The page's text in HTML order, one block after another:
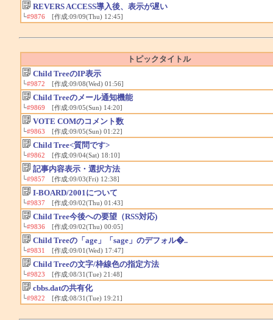
REVERS ACCESS導入後、表示が遅い
└#9876[作成:09/09(Thu) 12:45]
トピックタイトル
Child TreeのIP表示
└#9872 [作成:09/08(Wed) 01:56]
Child Treeのメール通知機能
└#9869 [作成:09/05(Sun) 14:20]
VOTE COMのコメント数
└#9863 [作成:09/05(Sun) 01:22]
Child Tree<質問です>
└#9862 [作成:09/04(Sat) 18:10]
記事内容表示・選択方法
└#9857[作成:09/03(Fri) 12:38]
I-BOARD/2001について
└#9837[作成:09/02(Thu) 01:43]
Child Tree今後への要望（RSS対応)
└#9836[作成:09/02(Thu) 00:05]
Child Treeの「age」「sage」のデフォル�..
└#9831 [作成:09/01(Wed) 17:47]
Child Treeの文字/枠線色の指定方法
└#9823 [作成:08/31(Tue) 21:48]
cbbs.datの共有化
└#9822 [作成:08/31(Tue) 19:21]